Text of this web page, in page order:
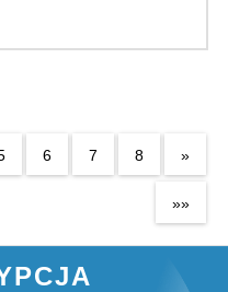
6 7 8 »
»»